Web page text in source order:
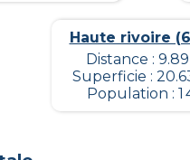
Haute rivoire
Distance :
Superficie :
Population : 1